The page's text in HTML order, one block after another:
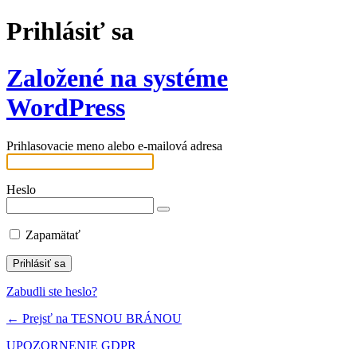
Prihlásiť sa
Založené na systéme
WordPress
Prihlasovacie meno alebo e-mailová adresa
Heslo
Zapamätať
Zabudli ste heslo?
← Prejsť na TESNOU BRÁNOU
UPOZORNENIE GDPR